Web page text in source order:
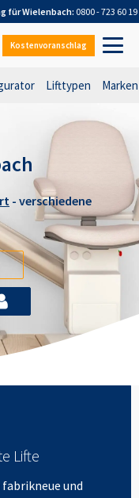
fürWielenbach: 0800 - 723 60 19
Kostenvoranschlag
Lifttypen Marken
- verschiedene
Lifte
und